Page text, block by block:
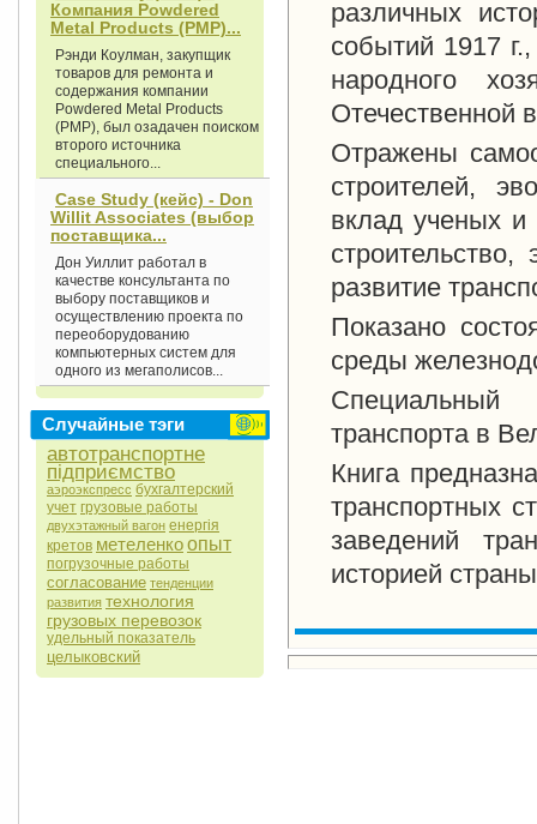
Компания Powdered
Metal Products (РМР)...
Рэнди Коулман, закупщик
товаров для ремонта и
содержания компании
Powdered Metal Products
(РМР), был озадачен поиском
второго источника
специального...
Case Study (кейс) - Don
Willit Associates (выбор
поставщика...
Дон Уиллит работал в
качестве консультанта по
выбору поставщиков и
осуществлению проекта по
переоборудованию
компьютерных систем для
одного из мегаполисов...
Случайные тэги
автотранспортне
підприємство
аэроэкспресс бухгалтерский
учет грузовые работы
двухэтажный вагон енергія
кретов метеленкоопыт
погрузочные работы
согласование тенденции
развития технология
грузовых перевозок
удельный показатель
целыковский
различных
событий 1917 г.,
народного
Отечественной
Отражены
строителей,
вклад ученых и
развитие
Показано
среды
Специальный
транспорта в
Книга
транспортных
заведений
историей